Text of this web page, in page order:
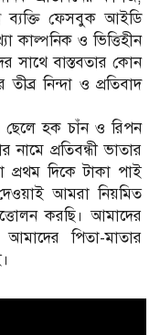
ব্যক্তি ফেসবুক আইডি
কাল্পনিক ও ভিত্তিহীন
সাথে বাস্তবতার কোন
নিন্দা ও প্রতিবাদ
ছেলে হক চাঁন ও রিপন
প্রতিবন্ধী ভাতার
প্রথম দিকে টাকা পাই
আমরা নিয়মিত
করছি। আমাদের
পিতা-মাতার